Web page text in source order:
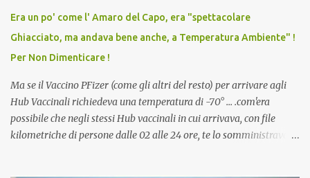
vaccino usato per minacciare i mezzi di sussistenza, il lavoro o la
scuola. Non avevamo mai visto un vaccino che permettesse a un
dodicenne di ignorare il consenso dei genitori. Dopo tutti i vaccini
che abbiamo elencato sopra...
Era un po' come l' Amaro del Capo, era "spettacolare
Ghiacciato, ma andava bene anche, a Temperatura Ambiente" !
Per Non Dimenticare !
Ma se il Vaccino PFizer (come gli altri del resto) per arrivare agli
Hub Vaccinali richiedeva una temperatura di -70° ... .com'era
possibile che negli stessi Hub vaccinali in cui arrivava, con file
kilometriche di persone dalle 02 alle 24 ore, te lo somministravano